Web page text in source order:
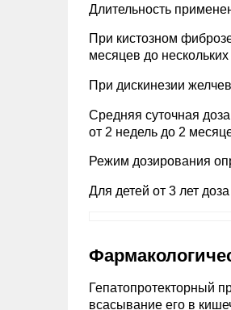
Длительность
При кистозном
месяцев до нескольких
При дискинезии
Средняя суточная
от 2 недель до 2
Режим дозирования
Для детей от 3 лет
Гепатопротекторный
всасывание его в